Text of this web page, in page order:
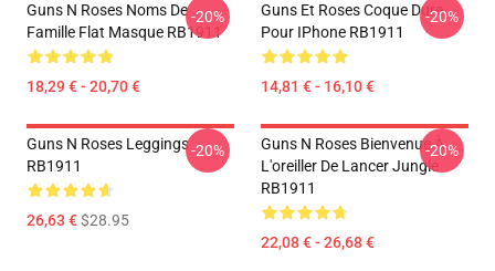
Guns N Roses Noms De
Famille Flat Masque RB1911
18,29 € - 20,70 €
-20%
Guns Et Roses Coque Dure
Pour IPhone RB1911
14,81 € - 16,10 €
-20%
Guns N Roses Leggings
RB1911
26,63 €$28.95
-20%
Guns N Roses Bienvenue À
L'oreiller De Lancer Jungle
RB1911
22,08 € - 26,68 €
-20%